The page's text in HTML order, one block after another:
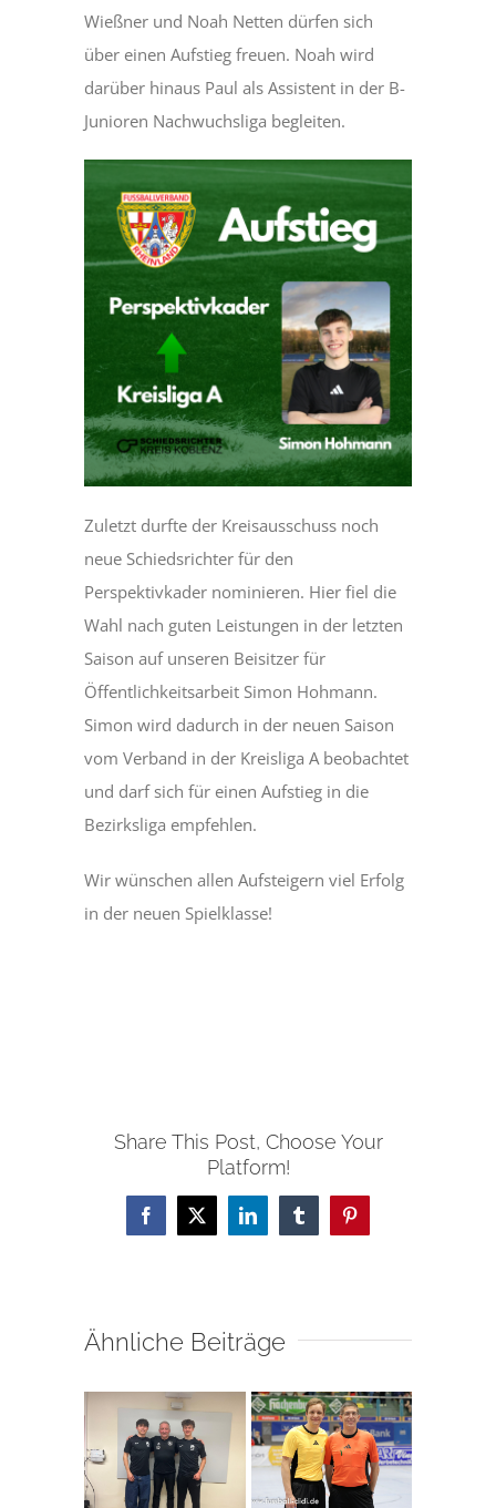
Wießner und Noah Netten dürfen sich
über einen Aufstieg freuen. Noah wird
darüber hinaus Paul als Assistent in der B-
Junioren Nachwuchsliga begleiten.
Zuletzt durfte der Kreisausschuss noch
neue Schiedsrichter für den
Perspektivkader nominieren. Hier fiel die
Wahl nach guten Leistungen in der letzten
Saison auf unseren Beisitzer für
Öffentlichkeitsarbeit Simon Hohmann.
Simon wird dadurch in der neuen Saison
vom Verband in der Kreisliga A beobachtet
und darf sich für einen Aufstieg in die
Bezirksliga empfehlen.
Wir wünschen allen Aufsteigern viel Erfolg
in der neuen Spielklasse!
Share This Post, Choose Your
Platform!
Facebook
X LinkedInTumblrPinterest
Ähnliche Beiträge